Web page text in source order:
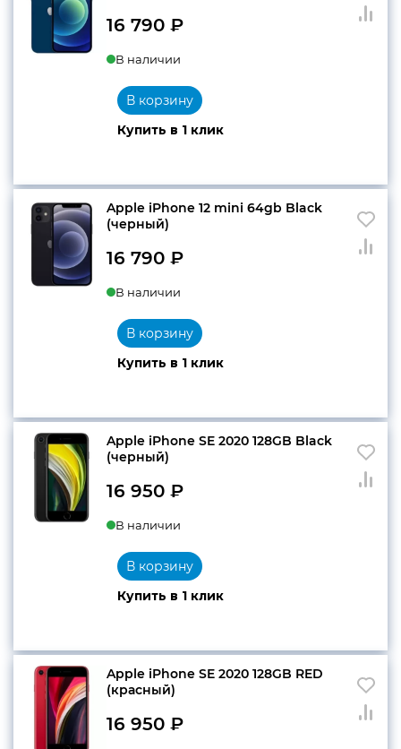
16 790 ₽
В наличии
Купить в 1 клик
В корзину
Apple iPhone 12 mini 64gb Black
(черный)
16 790 ₽
В наличии
Купить в 1 клик
В корзину
Apple iPhone SE 2020 128GB Black
(черный)
16 950 ₽
В наличии
Купить в 1 клик
В корзину
Apple iPhone SE 2020 128GB RED
(красный)
16 950 ₽